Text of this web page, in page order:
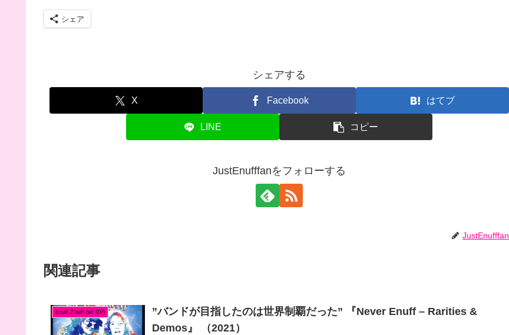
シェア
シェアする
X Facebook はてブ
LINE コピー
JustEnufffanをフォローする
JustEnufffan
関連記事
Enuff Z'nuff (w/ DV)
”バンドが目指したのは世界制覇だった” 『Never Enuff – Rarities &
Demos』 （2021）